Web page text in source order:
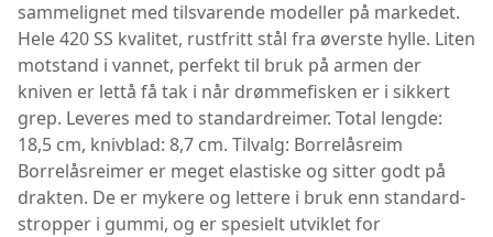
sammelignet med tilsvarende modeller på markedet.
Hele 420 SS kvalitet, rustfritt stål fra øverste hylle. Liten
motstand i vannet, perfekt til bruk på armen der
kniven er lettå få tak i når drømmefisken er i sikkert
grep. Leveres med to standardreimer. Total lengde:
18,5 cm, knivblad: 8,7 cm. Tilvalg: Borrelåsreim
Borrelåsreimer er meget elastiske og sitter godt på
drakten. De er mykere og lettere i bruk enn standard-
stropper i gummi, og er spesielt utviklet for